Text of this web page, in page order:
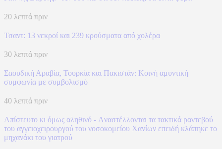
20 λεπτά πριν
Τσαντ: 13 νεκροί και 239 κρούσματα από χολέρα
30 λεπτά πριν
Σαουδική Αραβία, Τουρκία και Πακιστάν: Kοινή αμυντική
συμφωνία με συμβολισμό
40 λεπτά πριν
Απίστευτο κι όμως αληθινό - Aναστέλλονται τα τακτικά ραντεβού
του αγγειοχειρουργού του νοσοκομείου Χανίων επειδή κλάπηκε το
μηχανάκι του γιατρού